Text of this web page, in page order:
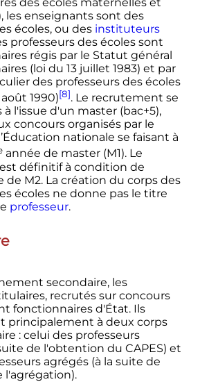
les enseignants sont des
écoles, ou des instituteurs
professeurs des écoles sont
régis par le Statut général
(loi du 13 juillet 1983) et par
des professeurs des écoles
août 1990)[8]. Le recrutement se
l'issue d'un master (bac+5),
concours organisés par le
nationale se faisant à
année de master (M1). Le
définitif à condition de
de M2. La création du corps des
écoles ne donne pas le titre
professeur.
secondaire, les
recrutés sur concours
fonctionnaires d'État. Ils
principalement à deux corps
: celui des professeurs
de l'obtention du CAPES) et
agrégés (à la suite de
l'agrégation).